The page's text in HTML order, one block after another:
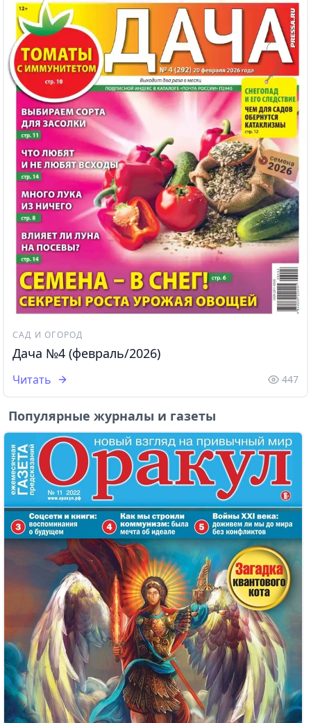
САД И ОГОРОД
Дача №4 (февраль/2026)
Читать 447
Популярные журналы и газеты